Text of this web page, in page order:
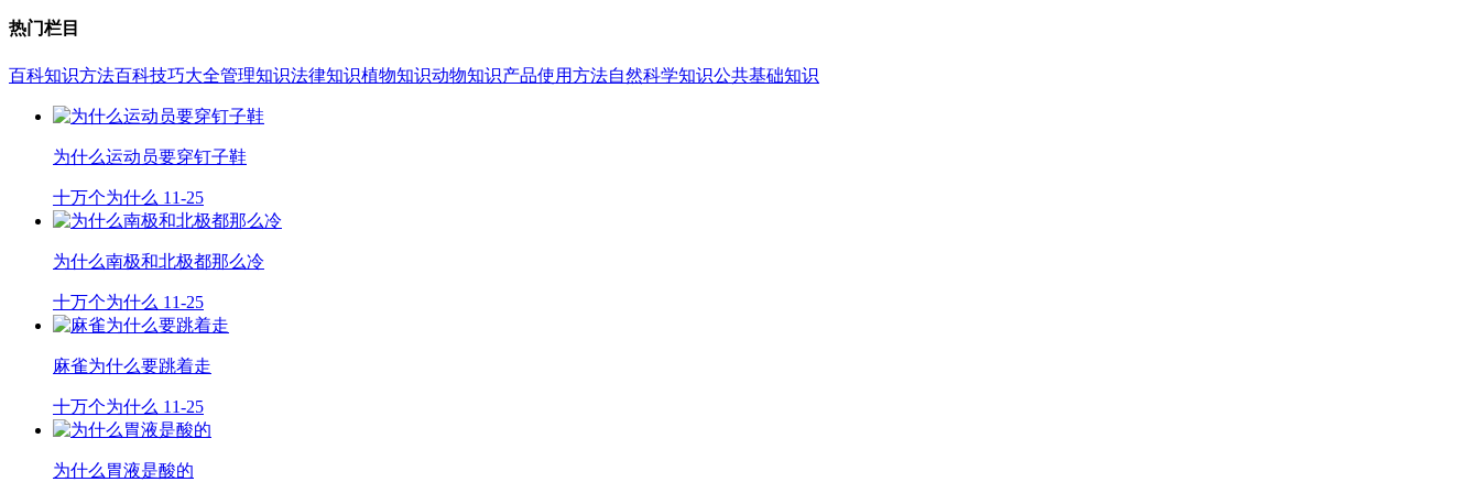
热门栏目
百科知识方法百科技巧大全管理知识法律知识植物知识动物知识产品使用方法自然科学知识公共基础知识
为什么运动员要穿钉子鞋
十万个为什么 11-25
为什么南极和北极都那么冷
十万个为什么 11-25
麻雀为什么要跳着走
十万个为什么 11-25
为什么胃液是酸的